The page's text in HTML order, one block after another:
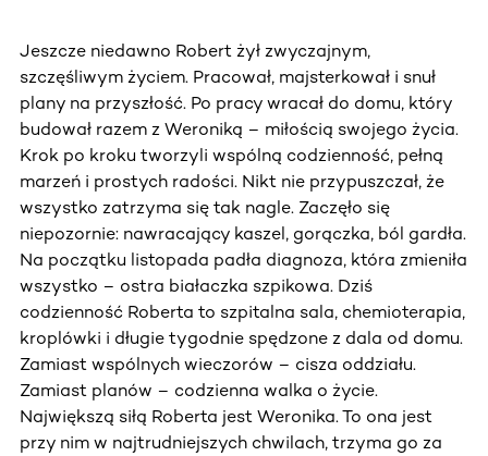
Jeszcze niedawno Robert żył zwyczajnym,
szczęśliwym życiem. Pracował, majsterkował i snuł
plany na przyszłość. Po pracy wracał do domu, który
budował razem z Weroniką – miłością swojego życia.
Krok po kroku tworzyli wspólną codzienność, pełną
marzeń i prostych radości. Nikt nie przypuszczał, że
wszystko zatrzyma się tak nagle. Zaczęło się
niepozornie: nawracający kaszel, gorączka, ból gardła.
Na początku listopada padła diagnoza, która zmieniła
wszystko – ostra białaczka szpikowa. Dziś
codzienność Roberta to szpitalna sala, chemioterapia,
kroplówki i długie tygodnie spędzone z dala od domu.
Zamiast wspólnych wieczorów – cisza oddziału.
Zamiast planów – codzienna walka o życie.
Największą siłą Roberta jest Weronika. To ona jest
przy nim w najtrudniejszych chwilach, trzyma go za